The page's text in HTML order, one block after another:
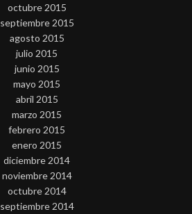
octubre 2015
septiembre 2015
agosto 2015
julio 2015
junio 2015
mayo 2015
abril 2015
marzo 2015
febrero 2015
enero 2015
diciembre 2014
noviembre 2014
octubre 2014
septiembre 2014